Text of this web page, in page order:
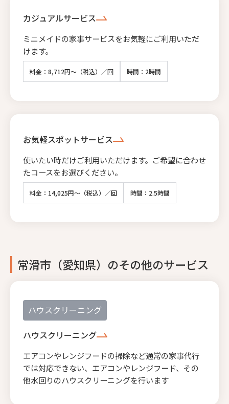
カジュアルサービス
ミニメイドの家事サービスをお気軽にご利用いただ
けます。
料金：8,712円～（税込）／回 時間：2時間
お気軽スポットサービス
使いたい時だけご利用いただけます。ご希望に合わせ
たコースをお選びください。
料金：14,025円～（税込）／回 時間：2.5時間
常滑市（愛知県）のその他のサービス
ハウスクリーニング
ハウスクリーニング
エアコンやレンジフードの掃除など通常の家事代行
では対応できない、エアコンやレンジフード、その
他水回りのハウスクリーニングを行います